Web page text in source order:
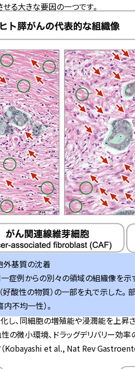
る大きな要因の一つです。
外基質の沈着
症例からの別々の領域の組織像を
酸性の物質）の一部を丸で示した。
不均一性）。
、同細胞の増殖能や浸潤能を上昇さ
微小環境、ドラッグデリバリー効
Kobayashi et al., Nat Rev